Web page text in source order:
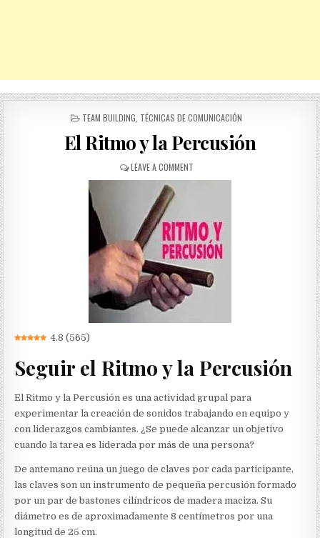
POSTED
TEAM BUILDING TÉCNICAS DE COMUNICACIÓN
El Ritmo y la Percusión
LEAVE A COMMENTON
EL
PERCUSIÓN
4.8 (565)
Seguir el Ritmo y la Percusión
El Ritmo y la Percusión es una actividad grupal para
experimentar la creación de sonidos trabajando en equipo y
con liderazgos cambiantes. ¿Se puede alcanzar un objetivo
cuando la tarea es liderada por más de una persona?
De antemano reúna un juego de claves por cada participante,
las claves son un instrumento de pequeña percusión formado
por un par de bastones cilíndricos de madera maciza. Su
diámetro es de aproximadamente 8 centímetros por una
longitud de 25 cm.